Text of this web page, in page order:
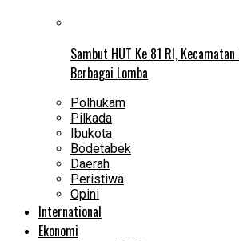
Sambut HUT Ke 81 RI,
Berbagai Lomba
Polhukam
Pilkada
Ibukota
Bodetabek
Daerah
Peristiwa
Opini
International
Ekonomi